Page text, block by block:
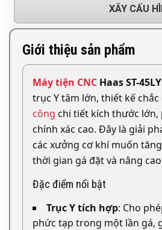
XÂY CẤU
Giới thiệu sản phẩm
Máy tiện CNC Haas ST-45LY
trục Y tâm lớn, thiết kế chắc
công chi tiết kích thước lớn,
chính xác cao. Đây là giải
các xưởng cơ khí muốn
thời gian gá đặt và nâng
Đặc điểm nổi bật
Trục Y tích hợp: Cho
phức tạp trong một lần gá,